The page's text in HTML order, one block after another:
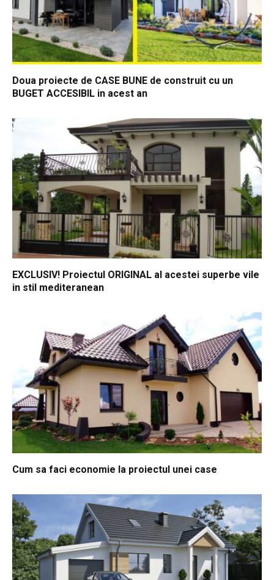
Doua proiecte de CASE BUNE de construit cu un
BUGET ACCESIBIL in acest an
EXCLUSIV! Proiectul ORIGINAL al acestei superbe vile
in stil mediteranean
Cum sa faci economie la proiectul unei case